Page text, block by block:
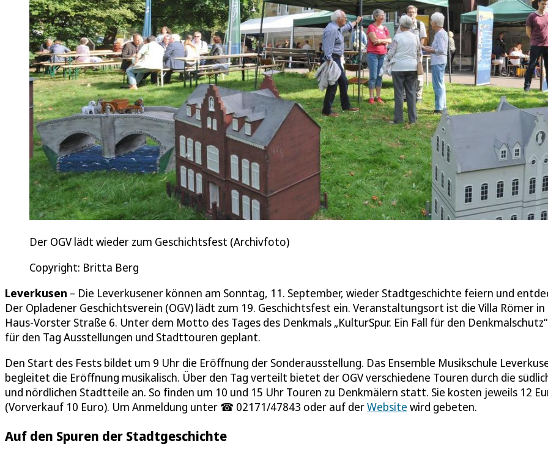
Der OGV lädt wieder zum Geschichtsfest (Archivfoto)
Copyright: Britta Berg
Leverkusen – Die Leverkusener können am Sonntag, 11. September, wieder Stadtgeschichte feiern und
Der Opladener Geschichtsverein (OGV) lädt zum 19. Geschichtsfest ein. Veranstaltungsort ist die Villa Römer in
Haus-Vorster Straße 6. Unter dem Motto des Tages des Denkmals „KulturSpur. Ein Fall für den
für den Tag Ausstellungen und Stadttouren geplant.
Den Start des Fests bildet um 9 Uhr die Eröffnung der Sonderausstellung. Das Ensemble Musikschule
begleitet die Eröffnung musikalisch. Über den Tag verteilt bietet der OGV verschiedene Touren durch die
und nördlichen Stadtteile an. So finden um 10 und 15 Uhr Touren zu Denkmälern statt. Sie kosten jeweils 12
(Vorverkauf 10 Euro). Um Anmeldung unter ☎ 02171/47843 oder auf derWebsite wird gebeten.
Auf den Spuren der Stadtgeschichte